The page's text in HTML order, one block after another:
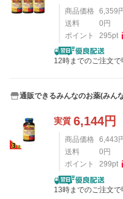
商品価格 6,359
送料
0円
ポイント
295pt
12時までのご注文で
通販できるみんなのお薬(みん
実質 6,144円
商品価格 6,443
送料
0 円
ポイント
299pt
13時までのご注文で